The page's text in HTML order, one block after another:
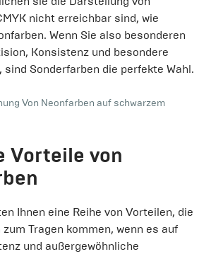
nicht erreichbar sind, wie
Wenn Sie also besonderen
Konsistenz und besondere
sind Sonderfarben die perfekte Wahl.
Von Neonfarben auf schwarzem
Vorteile von
Ihnen eine Reihe von Vorteilen, die
Tragen kommen, wenn es auf
und außergewöhnliche